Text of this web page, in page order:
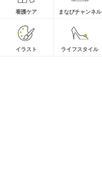
看護ケア まなびチャンネル
イラスト ライフスタイル